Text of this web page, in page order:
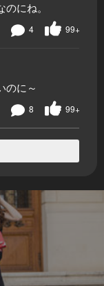
にね。
99+
4
のに～
99+
8